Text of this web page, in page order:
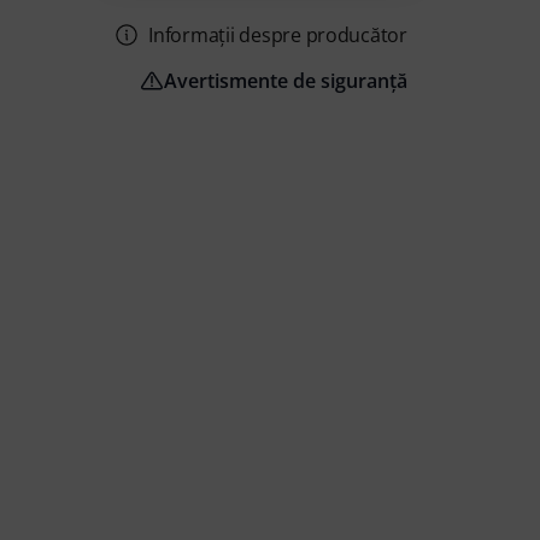
Informații despre producător
Avertismente de siguranță